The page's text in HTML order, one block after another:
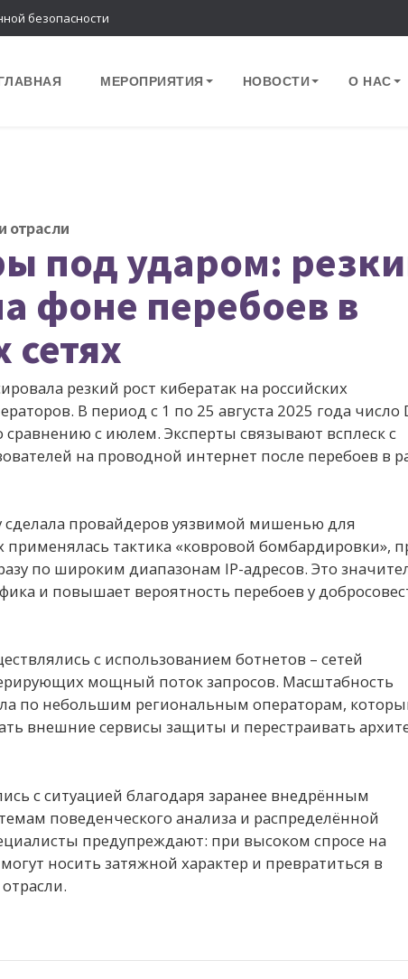
безопасности
МЕРОПРИЯТИЯ НОВОСТИ О НАС
отрасли
под ударом:
фоне перебоев в
резкий рост кибератак на российских
В период с 1 по 25 августа 2025 года число
сравнению с июлем. Эксперты связывают всплеск с
на проводной интернет после перебоев в
сделала провайдеров уязвимой мишенью для
тактика «ковровой бомбардировки»,
по широким диапазонам IP-адресов. Это
и повышает вероятность перебоев у
с использованием ботнетов – сетей
мощный поток запросов. Масштабность
по небольшим региональным операторам,
внешние сервисы защиты и перестраивать
с ситуацией благодаря заранее внедрённым
поведенческого анализа и распределённой
предупреждают: при высоком спросе на
носить затяжной характер и превратиться в